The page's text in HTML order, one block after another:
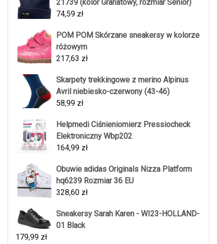
21739 (kolor Granatowy, rozmiar Senior)
74,59 zł
POM POM Skórzane sneakersy w kolorze
różowym
217,63 zł
Skarpety trekkingowe z merino Alpinus
Avril niebiesko-czerwony (43-46)
58,99 zł
Helpmedi Ciśnieniomierz Pressiocheck
Elektroniczny Wbp202
164,99 zł
Obuwie adidas Originals Nizza Platform
hq6239 Rozmiar 36 EU
328,60 zł
Sneakersy Sarah Karen - WI23-HOLLAND-
01 Black
179,99 zł